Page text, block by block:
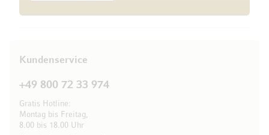
Kundenservice
+49 800 72 33 974
Gratis Hotline:
Montag bis Freitag,
8.00 bis 18.00 Uhr